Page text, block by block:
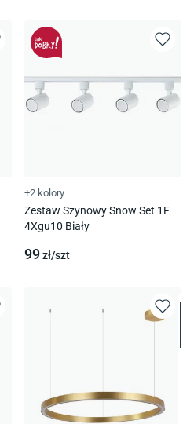
+2 kolory
Zestaw Szynowy Snow Set 1F
4Xgu10 Biały
99zł/szt